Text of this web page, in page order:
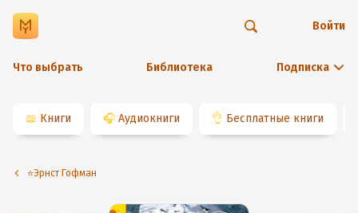
Что выбрать Библиотека Подписка
Войти
📖 Книги 🎧 Аудиокниги 👌 Бесплатные книги
⭐️Эрнст Гофман